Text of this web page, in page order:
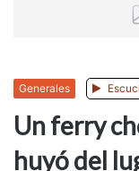
Generales
Un ferry
huyó del